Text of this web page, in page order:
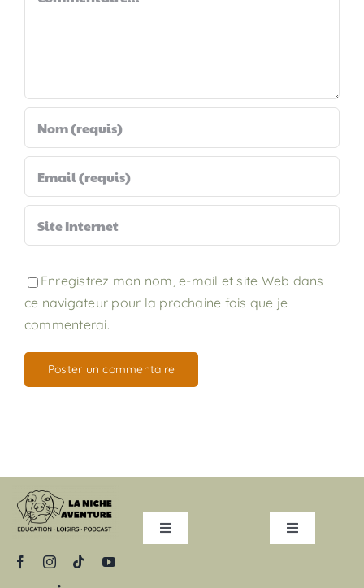
Enregistrez mon nom, e-mail et site Web dans
ce navigateur pour la prochaine fois que je
commenterai.
Toggle
Education canine
Toggle
Contact